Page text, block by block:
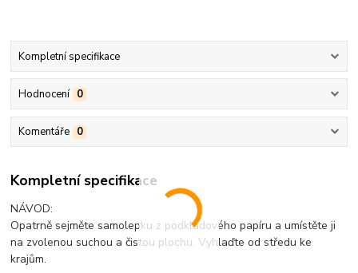
Kompletní specifikace
Hodnocení 0
Komentáře 0
Kompletní specifikace
NÁVOD:
Opatrně sejměte samolepku z podkladového papíru a umístěte ji
na zvolenou suchou a čistou plochu. Vyhlaďte od středu ke
krajům.